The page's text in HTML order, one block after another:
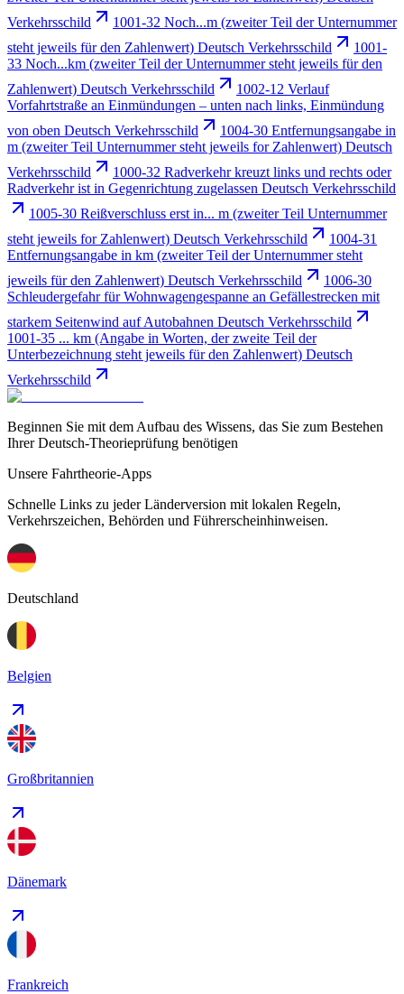
Verkehrsschild
1001-32 Noch...m (zweiter Teil der Unternummer
steht jeweils für den Zahlenwert) Deutsch Verkehrsschild
1001-
33 Noch...km (zweiter Teil der Unternummer steht jeweils für den
Zahlenwert) Deutsch Verkehrsschild
1002-12 Verlauf
Vorfahrtstraße an Einmündungen – unten nach links, Einmündung
von oben Deutsch Verkehrsschild
1004-30 Entfernungsangabe in
m (zweiter Teil Unternummer steht jeweils for Zahlenwert) Deutsch
Verkehrsschild
1000-32 Radverkehr kreuzt links und rechts oder
Radverkehr ist in Gegenrichtung zugelassen Deutsch Verkehrsschild
1005-30 Reißverschluss erst in... m (zweiter Teil Unternummer
steht jeweils for Zahlenwert) Deutsch Verkehrsschild
1004-31
Entfernungsangabe in km (zweiter Teil der Unternummer steht
jeweils für den Zahlenwert) Deutsch Verkehrsschild
1006-30
Schleudergefahr für Wohnwagengespanne an Gefällestrecken mit
starkem Seitenwind auf Autobahnen Deutsch Verkehrsschild
1001-35 ... km (Angabe in Worten, der zweite Teil der
Unterbezeichnung steht jeweils für den Zahlenwert) Deutsch
Verkehrsschild
Beginnen Sie mit dem Aufbau des Wissens, das Sie zum Bestehen
Ihrer Deutsch-Theorieprüfung benötigen
Unsere Fahrtheorie-Apps
Schnelle Links zu jeder Länderversion mit lokalen Regeln,
Verkehrszeichen, Behörden und Führerscheinhinweisen.
Deutschland
Belgien
Großbritannien
Dänemark
Frankreich